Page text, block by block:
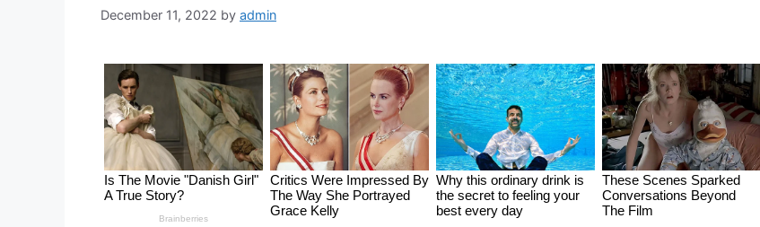
December 11, 2022 by admin